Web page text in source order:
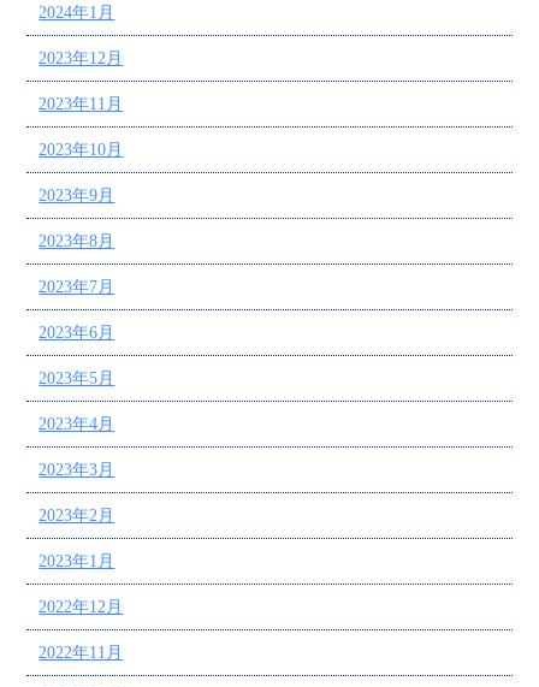
2024年1月
2023年12月
2023年11月
2023年10月
2023年9月
2023年8月
2023年7月
2023年6月
2023年5月
2023年4月
2023年3月
2023年2月
2023年1月
2022年12月
2022年11月